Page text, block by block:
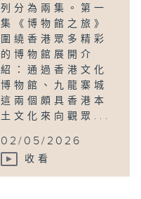
列分為兩集。第一
集《博物館之旅》
圍繞香港眾多精彩
的博物館展開介
紹：通過香港文化
博物館、九龍寨城
這兩個頗具香港本
土文化來向觀眾...
02/05/2026
收看